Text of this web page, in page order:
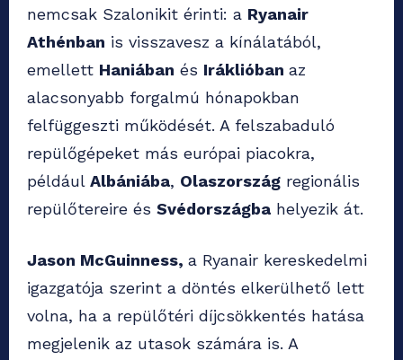
nemcsak Szalonikit érinti: a Ryanair
Athénban is visszavesz a kínálatából,
emellett Haniában és Iráklióban az
alacsonyabb forgalmú hónapokban
felfüggeszti működését. A felszabaduló
repülőgépeket más európai piacokra,
például Albániába, Olaszország regionális
repülőtereire és Svédországba helyezik át.
Jason McGuinness, a Ryanair kereskedelmi
igazgatója szerint a döntés elkerülhető lett
volna, ha a repülőtéri díjcsökkentés hatása
megjelenik az utasok számára is. A